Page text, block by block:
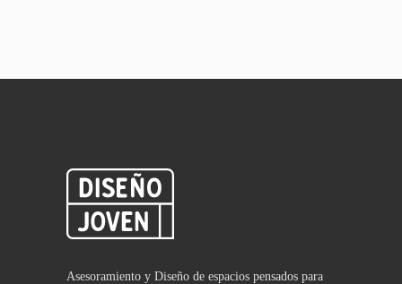
Asesoramiento y Diseño de espacios pensados para